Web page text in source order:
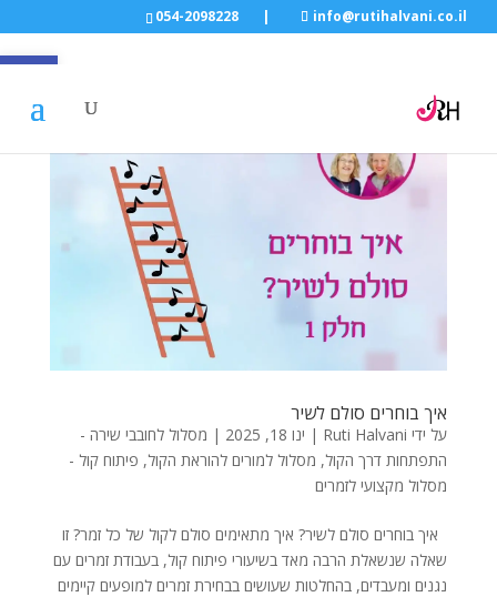
054-2098228 | info@rutihalvani.co.il
איך בוחרים סולם לשיר
על ידי Ruti Halvani
| ינו 18, 2025 | מסלול לחובבי שירה -
התפתחות דרך הקול, מסלול למורים להוראת הקול, פיתוח קול -
מסלול מקצועי לזמרים
איך בוחרים סולם לשיר? איך מתאימים סולם לקול של כל זמר? זו
שאלה שנשאלת הרבה מאד בשיעורי פיתוח קול, בעבודת זמרים עם
נגנים ומעבדים, בהחלטות שעושים בבחירת זמרים למופעים קיימים
פתח